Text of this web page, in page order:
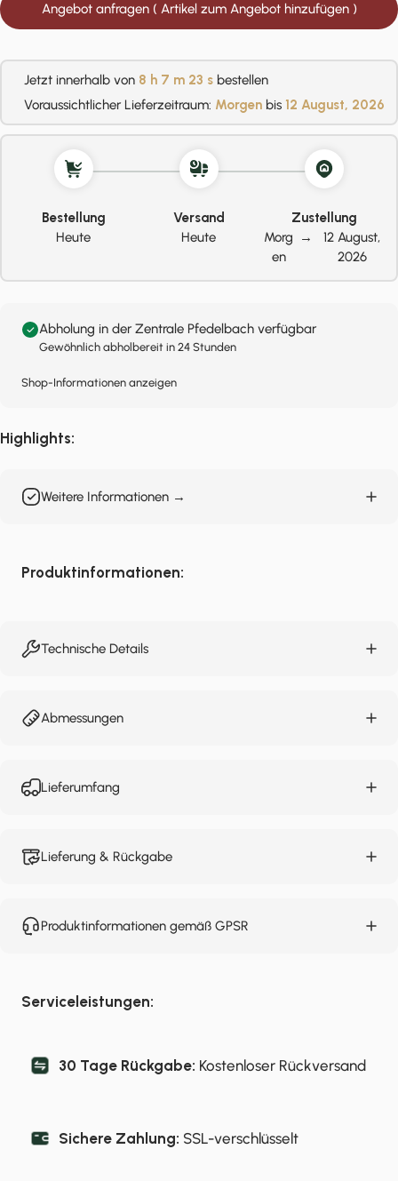
Angebot anfragen ( Artikel zum Angebot hinzufügen )
Jetzt innerhalb von 8 h 7 m 23 s bestellen
Voraussichtlicher Lieferzeitraum: Morgen bis 12 August, 2026
Bestellung
Heute
Versand
Heute
Zustellung
Morg
en
→
12 August,
2026
Abholung in der Zentrale Pfedelbach verfügbar
Gewöhnlich abholbereit in 24 Stunden
Shop-Informationen anzeigen
Highlights:
Weitere Informationen →
Produktinformationen:
Technische Details
Abmessungen
Lieferumfang
Lieferung & Rückgabe
Produktinformationen gemäß GPSR
Serviceleistungen:
30 Tage Rückgabe: Kostenloser Rückversand
Sichere Zahlung: SSL-verschlüsselt